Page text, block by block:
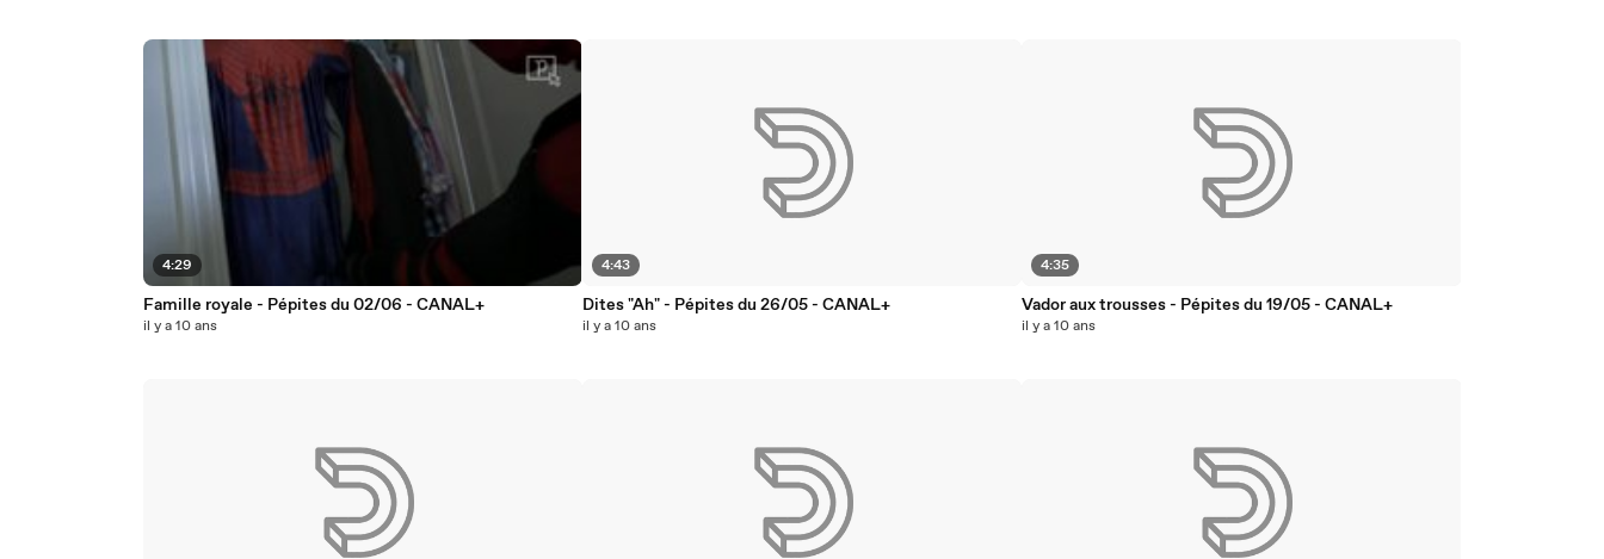
4:29
Famille royale - Pépites du 02/06 - CANAL+
il y a 10 ans
4:43
Dites "Ah" - Pépites du 26/05 - CANAL+
il y a 10 ans
4:35
Vador aux trousses - Pépites du 19/05 - CANAL+
il y a 10 ans